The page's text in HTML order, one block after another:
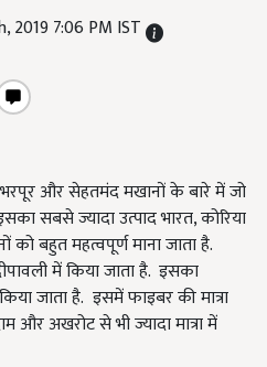
2019 7:06 PM IST
और सेहतमंद मखानों के बारे में जो
सबसे ज्यादा उत्पाद भारत, कोरिया
को बहुत महत्वपूर्ण माना जाता है.
में किया जाता है. इसका
जाता है. इसमें फाइबर की मात्रा
अखरोट से भी ज्यादा मात्रा में